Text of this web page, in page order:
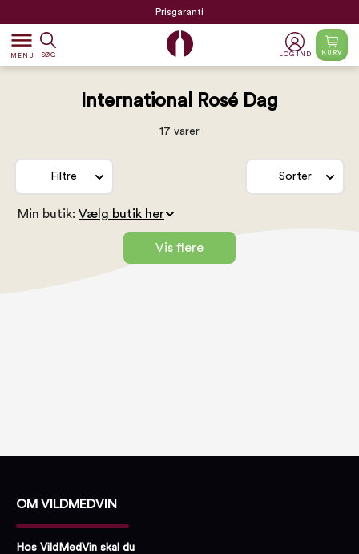
Prisgaranti
dehaze
MENU SØG LOG IND KURV
International Rosé Dag
17 varer
Filtre Sorter
Min butik:
Vis flere
OM VILDMEDVIN
Hos VildMedVin skal du